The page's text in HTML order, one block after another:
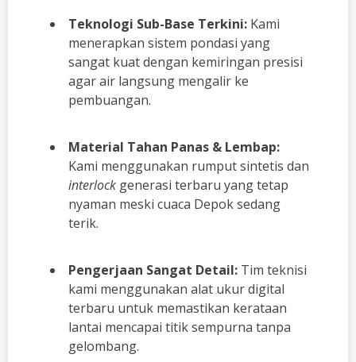
Teknologi Sub-Base Terkini:Kami
menerapkan sistem pondasi yang
sangat kuat dengan kemiringan presisi
agar air langsung mengalir ke
pembuangan.
Material Tahan Panas & Lembap:
Kami menggunakan rumput sintetis dan
interlockgenerasi terbaru yang tetap
nyaman meski cuaca Depok sedang
terik.
Pengerjaan Sangat Detail:Tim teknisi
kami menggunakan alat ukur digital
terbaru untuk memastikan kerataan
lantai mencapai titik sempurna tanpa
gelombang.